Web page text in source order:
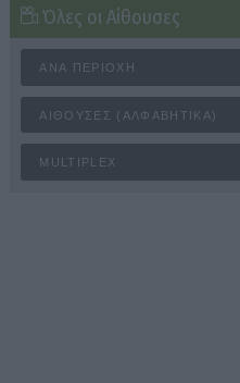
Όλες οι Αίθουσες
ΑΝΆ ΠΕΡΙΟΧΉ
ΑΊΘΟΥΣΕΣ (ΑΛΦΑΒΗΤΙΚΆ)
MULTIPLEX